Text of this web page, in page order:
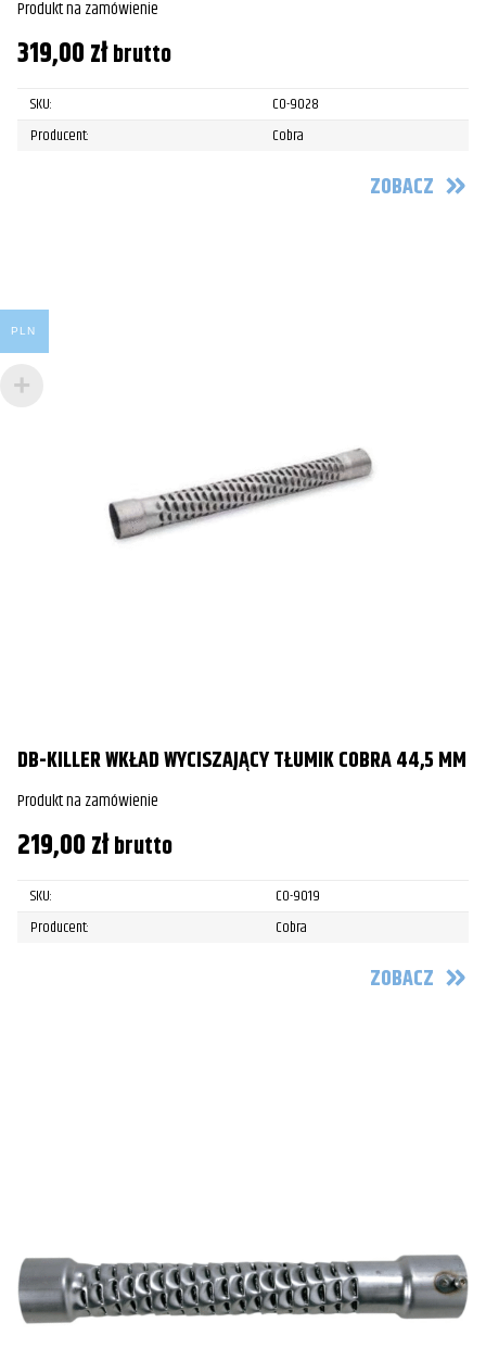
Produkt na zamówienie
319,00złbrutto
SKU:
CO-9028
Producent:
Cobra
ZOBACZ
DB-KILLER WKŁAD WYCISZAJĄCY TŁUMIK COBRA 44,5 MM
Produkt na zamówienie
219,00złbrutto
SKU:
CO-9019
Producent:
Cobra
ZOBACZ
PLN